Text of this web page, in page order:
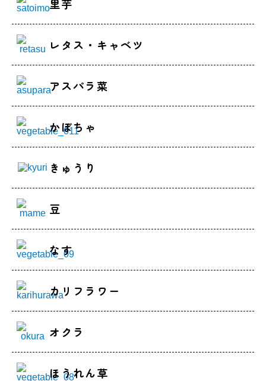
里芋
レタス・キャベツ
アスパラ菜
かぼちゃ
きゅうり
豆
なす
カリフラワー
オクラ
ほうれん草